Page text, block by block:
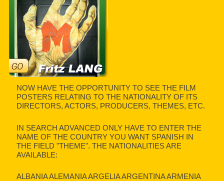
NOW HAVE THE OPPORTUNITY TO SEE THE FILM
POSTERS RELATING TO THE NATIONALITY OF ITS
DIRECTORS, ACTORS, PRODUCERS, THEMES, ETC.
IN SEARCH ADVANCED ONLY HAVE TO ENTER THE
NAME OF THE COUNTRY YOU WANT SPANISH IN
THE FIELD "THEME". THE NATIONALITIES ARE
AVAILABLE:
ALBANIA ALEMANIA ARGELIA ARGENTINA ARMENIA